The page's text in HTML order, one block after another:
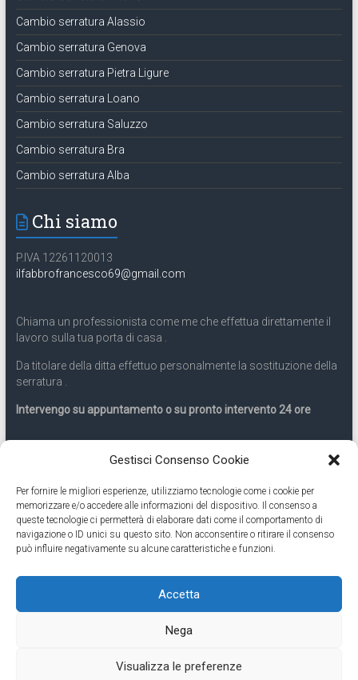
Gestisci Consenso Cookie
Per fornire le migliori esperienze, utilizziamo tecnologie come i cookie per
memorizzare e/o accedere alle informazioni del dispositivo. Il consenso a
queste tecnologie ci permetterà di elaborare dati come il comportamento di
navigazione o ID unici su questo sito. Non acconsentire o ritirare il consenso
può influire negativamente su alcune caratteristiche e funzioni.
Accetta
Nega
Visualizza le preferenze
Cambio serratura Alassio
Cambio serratura Genova
Cambio serratura Pietra Ligure
Cambio serratura Loano
Cambio serratura Saluzzo
Cambio serratura Bra
Cambio serratura Alba
Chi siamo
P.IVA 12261120013
ilfabbrofrancesco69@gmail.com
Chiama un professionista come me che effettua direttamente il
lavoro sulla tua porta di casa .
Da titolare della ditta effettuo personalmente la sostituzione della
serratura .
Intervengo su appuntamento o su pronto intervento 24 ore
Servizio 24 ore
Cell331.9899963
Eseguiamo anche lavori di apertura porte pronto intervento 24
ore
by ThemeGrill. Powered by
Contatti Cambio Serratura Torino – Sostituzione serrature 24h
Torino